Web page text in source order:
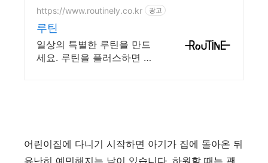
https://www.routinely.co.kr 광고
루틴
일상의 특별한 루틴을 만드
세요. 루틴을 플러스하면 가
어린이집에 다니기 시작하면 아기가 집에 돌아온 뒤
유난히 예민해지는 날이 있습니다. 하원할 때는 괜